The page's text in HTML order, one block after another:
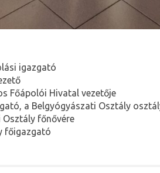
igazgató
Főápolói Hivatal vezetője
a Belgyógyászati Osztály
főnővére
főigazgató